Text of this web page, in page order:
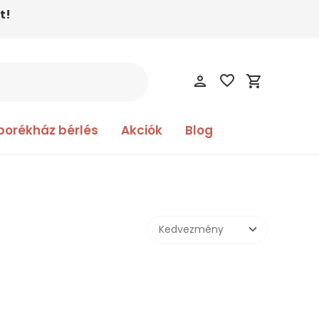
bérlés Akciók Blog
person favorite_border shopping_cart